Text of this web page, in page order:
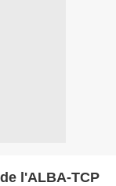
l'ALBA-TCP